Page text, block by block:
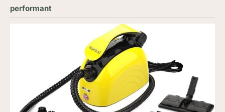
performant